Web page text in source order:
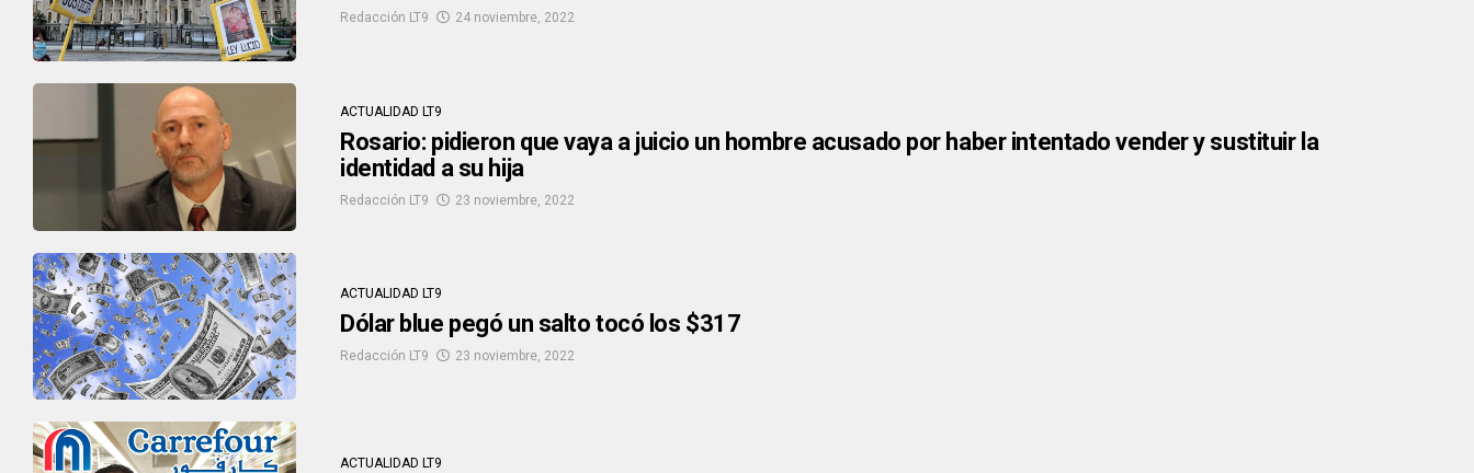
Redacción LT9 24 noviembre, 2022
ACTUALIDAD LT9
Rosario: pidieron que vaya a juicio un hombre acusado por haber intentado vender y sustituir la
identidad a su hija
Redacción LT9 23 noviembre, 2022
ACTUALIDAD LT9
Dólar blue pegó un salto tocó los $317
Redacción LT9 23 noviembre, 2022
ACTUALIDAD LT9